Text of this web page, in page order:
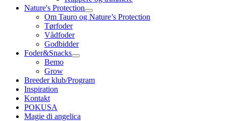
Nature's Protection
Om Tauro og Nature’s Protection
Tørfoder
Vådfoder
Godbidder
Foder&Snacks
Bemo
Grow
Breeder klub/Program
Inspiration
Kontakt
POKUSA
Magie di angelica